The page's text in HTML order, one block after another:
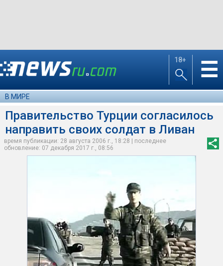
18+ ☰
В МИРЕ
Правительство Турции согласилось
направить своих солдат в Ливан
время публикации: 28 августа 2006 г., 18:28 | последнее
обновление: 07 декабря 2017 г., 08:56